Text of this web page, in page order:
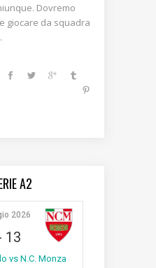
Dovremo
giocare da squadra
A2
2026
13
vs N.C. Monza